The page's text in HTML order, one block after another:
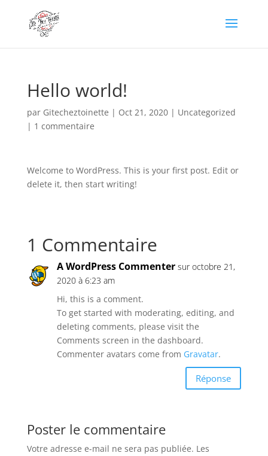
Hello world!
par Gitecheztoinette | Oct 21, 2020| Uncategorized
| 1 commentaire
Welcome to WordPress. This is your first post. Edit or
delete it, then start writing!
1 Commentaire
A WordPress Commenter sur octobre 21,
2020 à 6:23 am
Hi, this is a comment.
To get started with moderating, editing, and
deleting comments, please visit the
Comments screen in the dashboard.
Commenter avatars come from Gravatar.
Réponse
Poster le commentaire
Votre adresse e-mail ne sera pas publiée. Les